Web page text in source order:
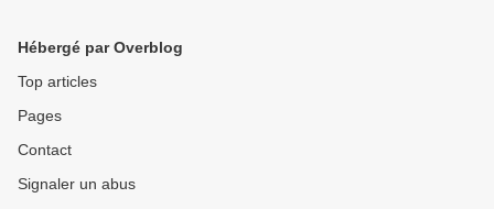
Hébergé par Overblog
Top articles
Pages
Contact
Signaler un abus